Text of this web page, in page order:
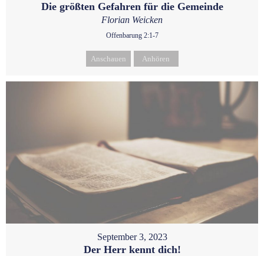
Die größten Gefahren für die Gemeinde
Florian Weicken
Offenbarung 2:1-7
Anschauen Anhören
September 3, 2023
Der Herr kennt dich!